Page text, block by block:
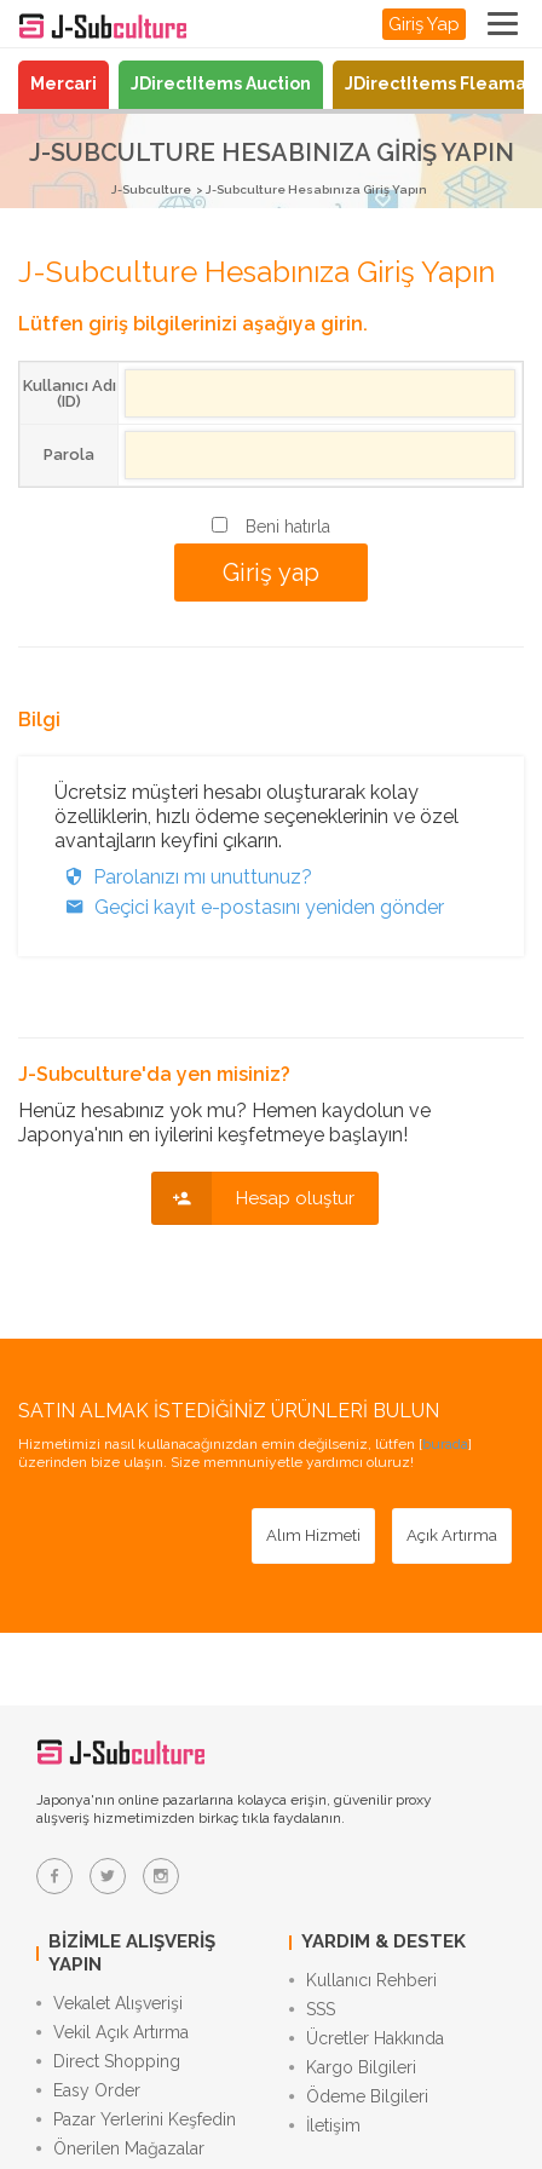
Giriş Yap
Mercari JDirectItems Auction JDirectItems
J-SUBCULTURE HESABINIZA GIRIŞ YAPIN
J-Subculture J-Subculture Hesabınıza Giriş Yapın
J-Subculture Hesabınıza Giriş Yapın
Lütfen giriş bilgilerinizi aşağıya girin.
Kullanıcı Adı
(ID)
Parola
Beni hatırla
Bilgi
Ücretsiz müşteri hesabı oluşturarak kolay
özelliklerin, hızlı ödeme seçeneklerinin ve özel
avantajların keyfini çıkarın.
Parolanızı mı unuttunuz?
Geçici kayıt e-postasını yeniden gönder
J-Subculture'da yen misiniz?
Henüz hesabınız yok mu? Hemen kaydolun ve
Japonya'nın en iyilerini keşfetmeye başlayın!
Hesap oluştur
SATIN ALMAK İSTEDIĞINIZ ÜRÜNLERI BULUN
Hizmetimizi nasıl kullanacağınızdan emin değilseniz, lütfen [burada]
üzerinden bize ulaşın. Size memnuniyetle yardımcı oluruz!
Alım Hizmeti Açık Artırma
Japonya'nın online pazarlarına kolayca erişin, güvenilir proxy
alışveriş hizmetimizden birkaç tıkla faydalanın.
BIZIMLE ALIŞVERIŞ
YAPIN
Vekalet Alışverişi
Vekil Açık Artırma
Direct Shopping
Easy Order
Pazar Yerlerini Keşfedin
Önerilen Mağazalar
YARDIM & DESTEK
Kullanıcı Rehberi
SSS
Ücretler Hakkında
Kargo Bilgileri
Ödeme Bilgileri
İletişim